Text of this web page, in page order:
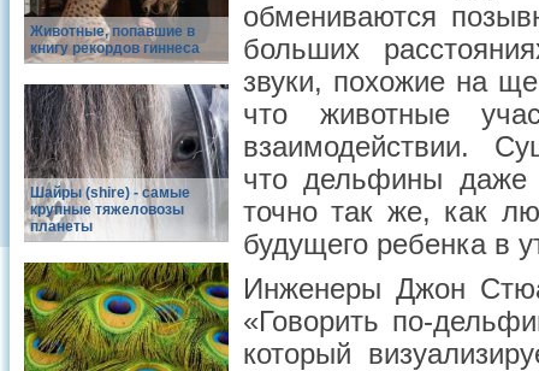
Животные, попавшие в
книгу рекордов гиннеса
Шайры (shire) - самые
крупные тяжеловозы
планеты
обмениваются
больших
звуки, похожие на
что животные
взаимодействии.
что дельфины
точно так же, как
будущего ребенка в
Инженеры Джон
«Говорить по-
который